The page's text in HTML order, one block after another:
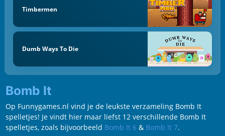
Timbermen
Dumb Ways To Die
Bomb It
Op Funnygames.nl vind je de leukste verzameling Bomb It
spelletjes! Je vindt hier maar liefst 12 verschillende Bomb It
spelletjes, zoals bijvoorbeeld Bomb It 6 & Bomb It 7.